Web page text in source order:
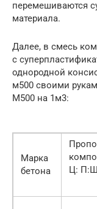
перемешиваются
материала.
Далее, в смесь
с
однородной
м500 своими
М500 на 1м3:
Марка
бетона
Ц: